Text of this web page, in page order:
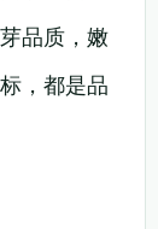
品质，嫩
，都是品